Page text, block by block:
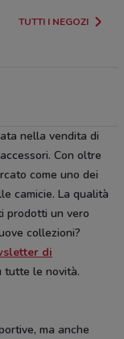
TUTTI I NEGOZI
nella vendita di
Con oltre
come uno dei
camicie. La qualità
prodotti un vero
collezioni?
di
tutte le novità.
ma anche